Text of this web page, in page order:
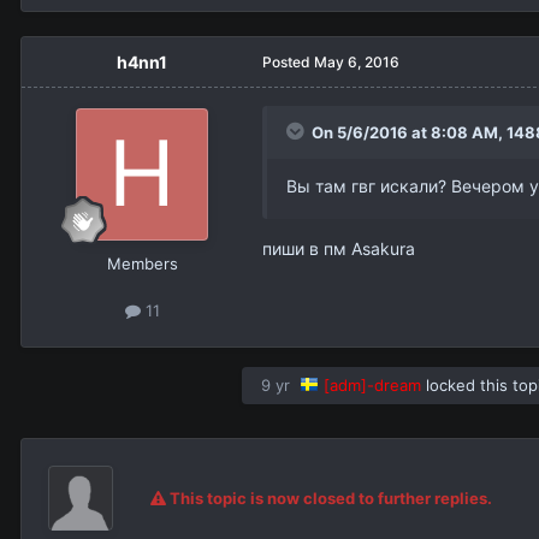
h4nn1
Members
11
Posted May 6, 2016
On 5/6/2016 at 8:08 AM,
Вы там гвг искали? Вечером
пиши в пм Asakura
9 yr [adm]-dream locked this
This topic is now closed to further replies.